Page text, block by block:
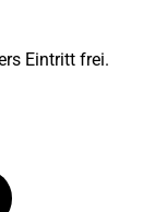
Eintritt frei.